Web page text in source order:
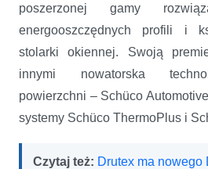
poszerzonej gamy
energooszczędnych profili i
stolarki okiennej. Swoją
innymi nowatorska
powierzchni – Schüco
systemy Schüco ThermoPlus i
Czytaj też: Drutex ma nowego